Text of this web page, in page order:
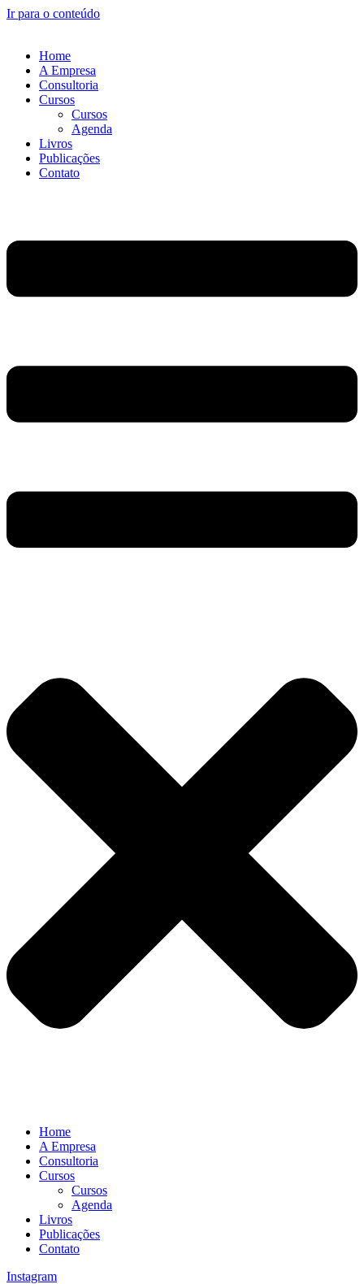
Ir para o conteúdo
Home
A Empresa
Consultoria
Cursos
Cursos
Agenda
Livros
Publicações
Contato
Home
A Empresa
Consultoria
Cursos
Cursos
Agenda
Livros
Publicações
Contato
Instagram